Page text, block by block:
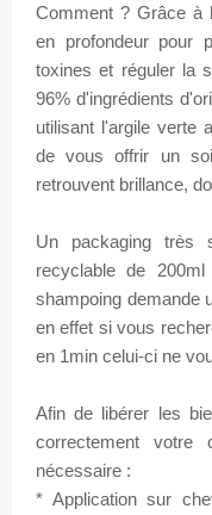
Comment ? Grâce à
en profondeur pour
toxines et réguler la
96% d'ingrédients
utilisant l'argile verte
de vous offrir un
retrouvent brillance,
Un packaging très
recyclable de
shampoing demande
en effet si vous
en 1min celui-ci ne
Afin de libérer les
correctement
nécessaire :
* Application sur